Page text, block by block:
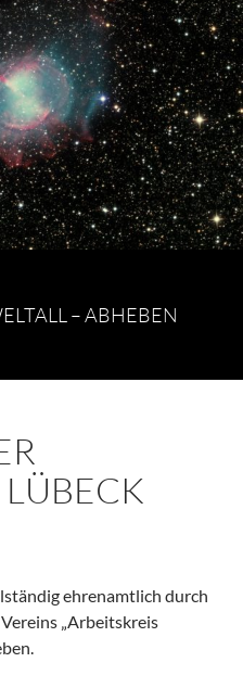
– ABHEBEN
ehrenamtlich durch
„Arbeitskreis